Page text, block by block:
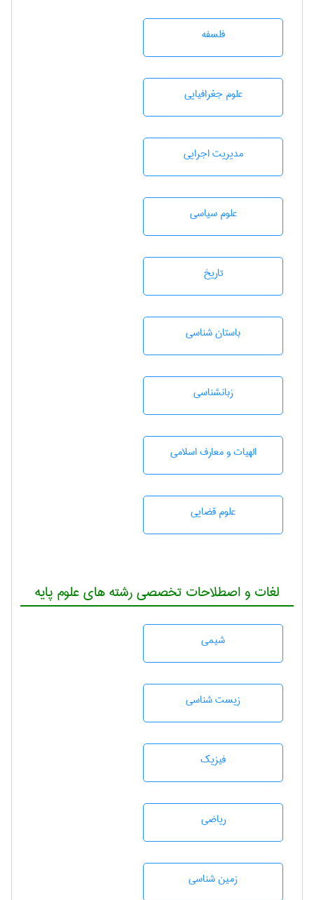
فلسفه
علوم جغرافيايی
مديريت اجرايی
علوم سياسی
تاريخ
باستان شناسی
زبانشناسی
الهیات و معارف اسلامی
علوم قضایی
لغات و اصطلاحات تخصصی رشته های علوم پایه
شيمی
زيست شناسی
فیزیک
رياضی
زمين شناسی